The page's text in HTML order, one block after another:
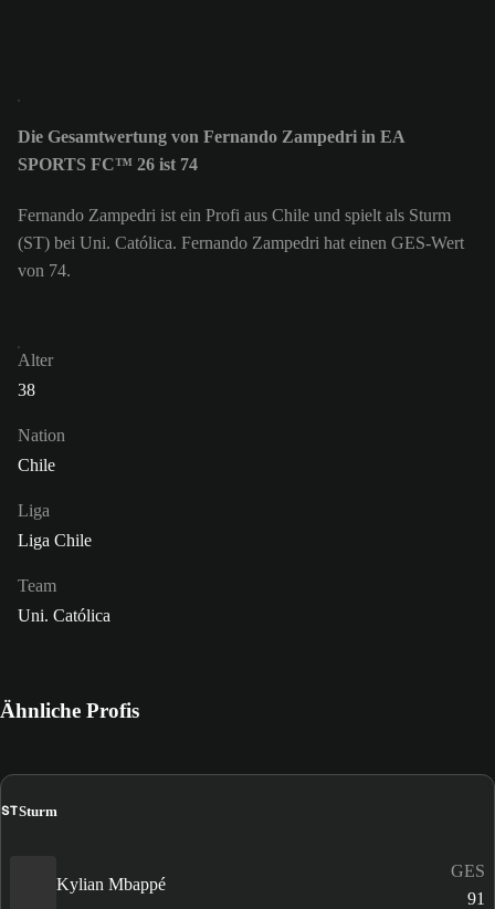
Die Gesamtwertung von Fernando Zampedri in EA
SPORTS FC™ 26 ist 74
Fernando Zampedri ist ein Profi aus Chile und spielt als Sturm
(ST) bei Uni. Católica. Fernando Zampedri hat einen GES-Wert
von 74.
Alter
38
Nation
Chile
Liga
Liga Chile
Team
Uni. Católica
Ähnliche Profis
STSturm
Kylian Mbappé
GES
91